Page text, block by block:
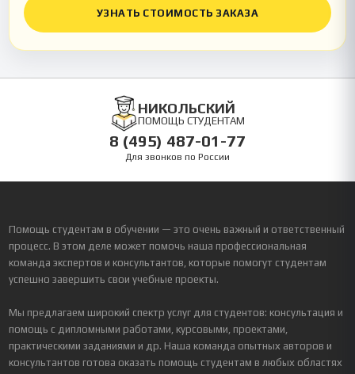
УЗНАТЬ СТОИМОСТЬ ЗАКАЗА
НИКОЛЬСКИЙ
ПОМОЩЬ СТУДЕНТАМ
8 (495) 487-01-77
Для звонков по России
Помощь студентам в обучении — это очень важный и ответственный
процесс. В этом деле может помочь наша профессиональная
команда экспертов и консультантов, которые помогут студентам
успешно завершить свои учебные проекты.
Мы предлагаем широкий спектр услуг для студентов: консультация и
помощь с дипломными работами, курсовыми, проектами,
практическими заданиями и др. Наша команда опытных авторов и
консультантов готова оказать помощь студентам в любых областях